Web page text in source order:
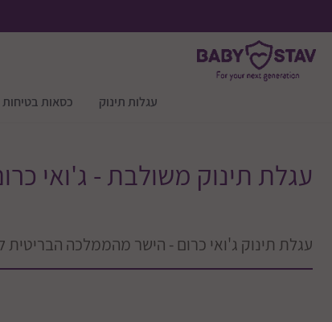
עגלות תינוק כסאות בטיחות
עגלת תינוק משולבת - ג'ואי
עגלת תינוק ג'ואי כרום - הישר מהממלכה הבריטית